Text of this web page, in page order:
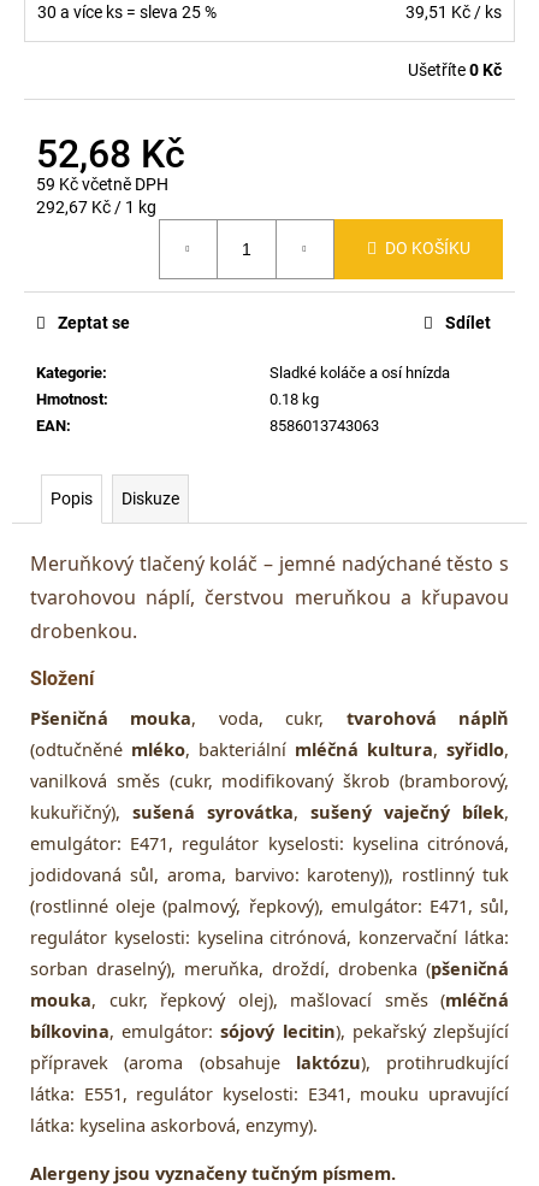
30 a více ks = sleva 25 % 39,51 Kč / ks
Ušetříte0 Kč
52,68 Kč
59 Kč včetně DPH
Měrná
292,67 Kč / 1 kg
DO KOŠÍKU
Kategorie:
Sladké koláče a osí hnízda
Hmotnost:
0.18 kg
EAN: 8586013743063
Zeptat se Sdílet
Popis Diskuze
Meruňkový tlačený koláč – jemné nadýchané těsto s
tvarohovou náplí, čerstvou meruňkou a křupavou
drobenkou.
Složení
Pšeničná mouka, voda, cukr, tvarohová náplň
(odtučněné mléko, bakteriální mléčná kultura, syřidlo,
vanilková směs (cukr, modifikovaný škrob (bramborový,
kukuřičný), sušená syrovátka, sušený vaječný bílek,
emulgátor: E471, regulátor kyselosti: kyselina citrónová,
jodidovaná sůl, aroma, barvivo: karoteny)), rostlinný tuk
(rostlinné oleje (palmový, řepkový), emulgátor: E471, sůl,
regulátor kyselosti: kyselina citrónová, konzervační látka:
sorban draselný), meruňka, droždí, drobenka (pšeničná
mouka, cukr, řepkový olej), mašlovací směs (mléčná
bílkovina, emulgátor:sójový lecitin), pekařský zlepšující
přípravek (aroma (obsahuje laktózu), protihrudkující
látka: E551, regulátor kyselosti: E341, mouku upravující
látka: kyselina askorbová, enzymy).
Alergeny jsou vyznačeny tučným písmem.